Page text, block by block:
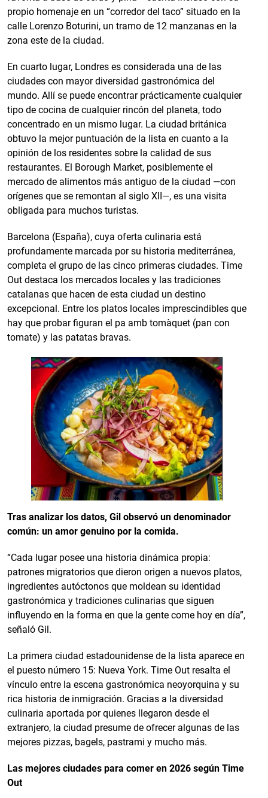
propio homenaje en un “corredor del taco” situado en la
calle Lorenzo Boturini, un tramo de 12 manzanas en la
zona este de la ciudad.
En cuarto lugar, Londres es considerada una de las
ciudades con mayor diversidad gastronómica del
mundo. Allí se puede encontrar prácticamente cualquier
tipo de cocina de cualquier rincón del planeta, todo
concentrado en un mismo lugar. La ciudad británica
obtuvo la mejor puntuación de la lista en cuanto a la
opinión de los residentes sobre la calidad de sus
restaurantes. El Borough Market, posiblemente el
mercado de alimentos más antiguo de la ciudad —con
orígenes que se remontan al siglo XII—, es una visita
obligada para muchos turistas.
Barcelona (España), cuya oferta culinaria está
profundamente marcada por su historia mediterránea,
completa el grupo de las cinco primeras ciudades. Time
Out destaca los mercados locales y las tradiciones
catalanas que hacen de esta ciudad un destino
excepcional. Entre los platos locales imprescindibles que
hay que probar figuran el pa amb tomàquet (pan con
tomate) y las patatas bravas.
Tras analizar los datos, Gil observó un denominador
común: un amor genuino por la comida.
“Cada lugar posee una historia dinámica propia:
patrones migratorios que dieron origen a nuevos platos,
ingredientes autóctonos que moldean su identidad
gastronómica y tradiciones culinarias que siguen
influyendo en la forma en que la gente come hoy en día”,
señaló Gil.
La primera ciudad estadounidense de la lista aparece en
el puesto número 15: Nueva York. Time Out resalta el
vínculo entre la escena gastronómica neoyorquina y su
rica historia de inmigración. Gracias a la diversidad
culinaria aportada por quienes llegaron desde el
extranjero, la ciudad presume de ofrecer algunas de las
mejores pizzas, bagels, pastrami y mucho más.
Las mejores ciudades para comer en 2026 según Time
Out